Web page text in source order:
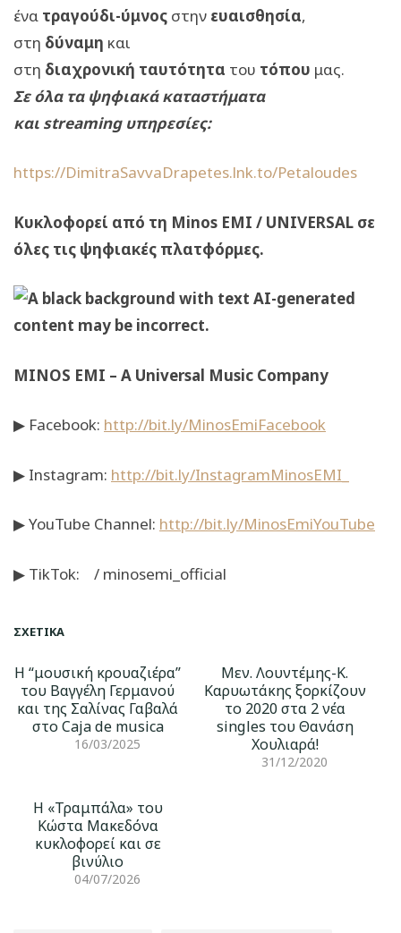
ένα τραγούδι-ύμνος στην ευαισθησία,
στη δύναμη και
στη διαχρονική ταυτότητα του τόπου μας.
Σε όλα τα ψηφιακά καταστήματα
και streaming υπηρεσίες:
https://DimitraSavvaDrapetes.lnk.to/Petaloudes
Κυκλοφορεί από τη Minos EMI / UNIVERSAL σε
όλες τις ψηφιακές πλατφόρμες.
MINOS EMI – A Universal Music Company
▶ Facebook: http://bit.ly/MinosEmiFacebook
▶ Instagram: http://bit.ly/InstagramMinosEMI_
▶ YouTube Channel: http://bit.ly/MinosEmiYouTube
▶ ΤikTok: / minosemi_official
ΣΧΕΤΙΚΆ
Η “μουσική κρουαζιέρα”
του Βαγγέλη Γερμανού
και της Σαλίνας Γαβαλά
στο Caja de musica
16/03/2025
Μεν. Λουντέμης-Κ.
Καρυωτάκης ξορκίζουν
το 2020 στα 2 νέα
singles του Θανάση
Χουλιαρά!
31/12/2020
Η «Τραμπάλα» του
Κώστα Μακεδόνα
κυκλοφορεί και σε
βινύλιο
04/07/2026